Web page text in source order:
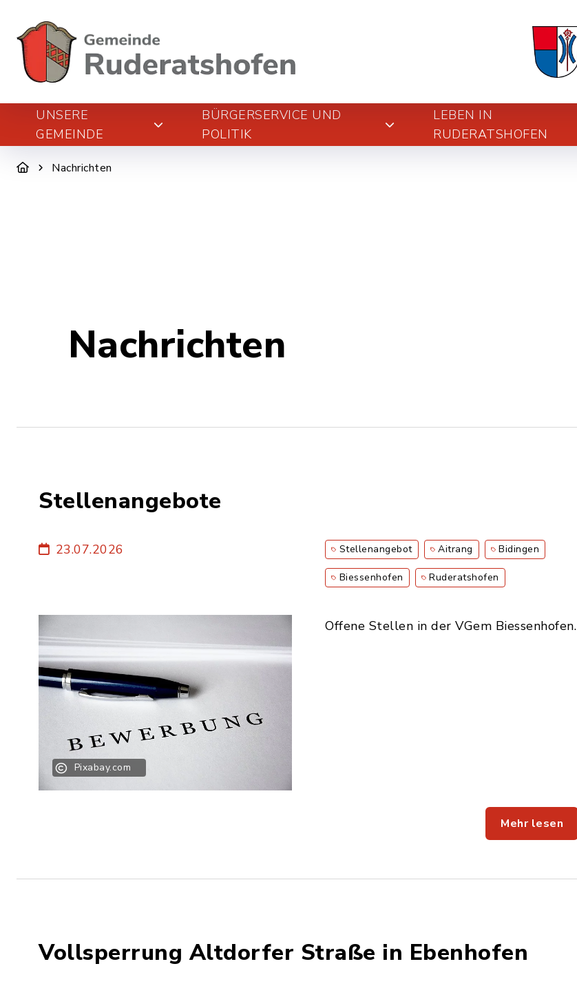
UNSERE
GEMEINDE
BÜRGERSERVICE UND
POLITIK
LEBEN IN
RUDERATSHOFEN
Nachrichten
Nachrichten
Stellenangebote
23.07.2026 Stellenangebot Aitrang Bidingen
Biessenhofen Ruderatshofen
Pixabay.com
Offene Stellen in der VGem Biessenhofen.
Mehr lesen
Vollsperrung Altdorfer Straße in Ebenhofen